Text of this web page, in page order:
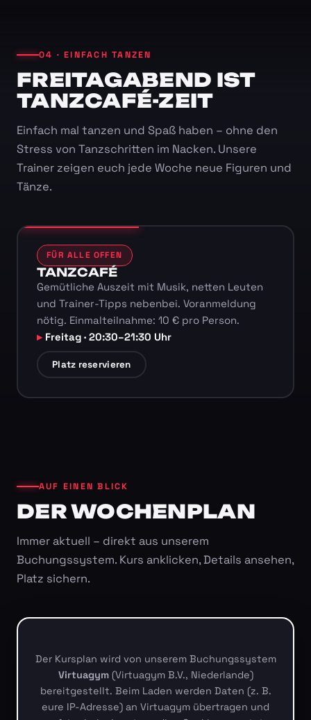
04 · EINFACH TANZEN
FREITAGABEND IST
TANZCAFÉ-ZEIT
Einfach mal tanzen und Spaß haben – ohne den
Stress von Tanzschritten im Nacken. Unsere
Trainer zeigen euch jede Woche neue Figuren und
Tänze.
FÜR ALLE OFFEN
TANZCAFÉ
Gemütliche Auszeit mit Musik, netten Leuten
und Trainer-Tipps nebenbei. Voranmeldung
nötig. Einmalteilnahme: 10 € pro Person.
Freitag · 20:30–21:30 Uhr
Platz reservieren
AUF EINEN BLICK
DER WOCHENPLAN
Immer aktuell – direkt aus unserem
Buchungssystem. Kurs anklicken, Details ansehen,
Platz sichern.
Der Kursplan wird von unserem Buchungssystem
Virtuagym(Virtuagym B.V., Niederlande)
bereitgestellt. Beim Laden werden Daten (z. B.
eure IP-Adresse) an Virtuagym übertragen und